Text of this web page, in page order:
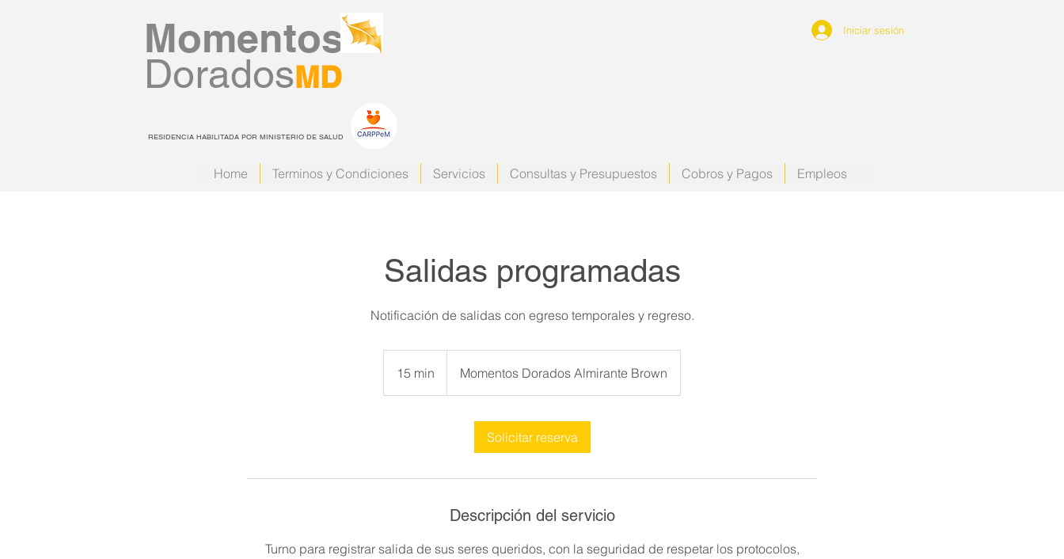
Momentos
DoradosMD
RESIDENCIA HABILITADA POR MINISTERIO DE SALUD
Iniciar sesión
Home Terminos y Condiciones Servicios Consultas y Presupuestos Cobros y Pagos Empleos
Salidas programadas
Notificación de salidas con egreso temporales y regreso.
15 min
5
Momentos Dorados Almirante Brown
Solicitar reserva
Descripción del servicio
Turno para registrar salida de sus seres queridos, con la seguridad de respetar los protocolos,